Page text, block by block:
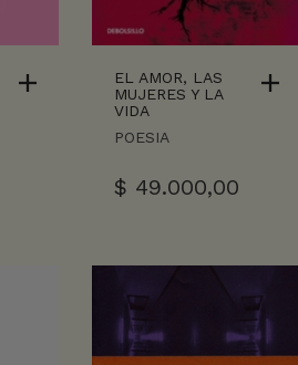
EL AMOR, LAS
MUJERES Y LA
VIDA
POESIA
$ 49.000,00